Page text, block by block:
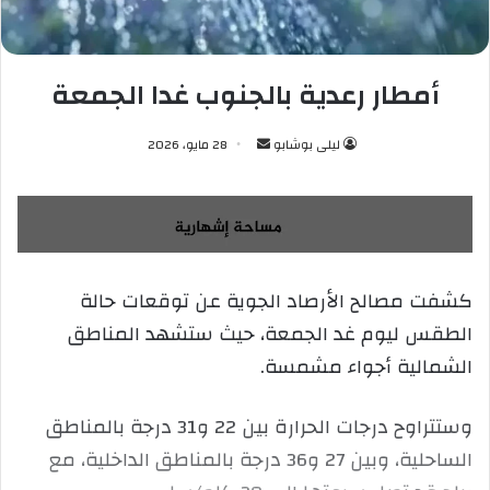
أمطار رعدية بالجنوب غدا الجمعة
ليلى بوشابو
س
ل
ب
ي
د
ك
ت
28 مايو، 2026
كشفت مصالح الأرصاد الجوية عن توقعات حالة
الطقس ليوم غد الجمعة، حيث ستشهد المناطق
الشمالية أجواء مشمسة.
وستتراوح درجات الحرارة بين 22 و31 درجة بالمناطق
الساحلية، وبين 27 و36 درجة بالمناطق الداخلية، مع